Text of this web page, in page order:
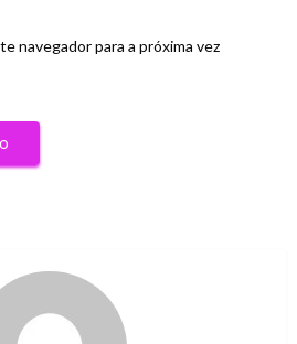
navegador para a próxima vez